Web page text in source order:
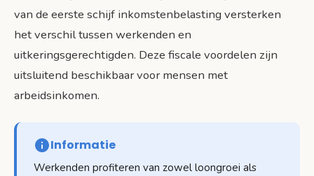
van de eerste schijf inkomstenbelasting versterken
het verschil tussen werkenden en
uitkeringsgerechtigden. Deze fiscale voordelen zijn
uitsluitend beschikbaar voor mensen met
arbeidsinkomen.
Informatie
Werkenden profiteren van zowel loongroei als